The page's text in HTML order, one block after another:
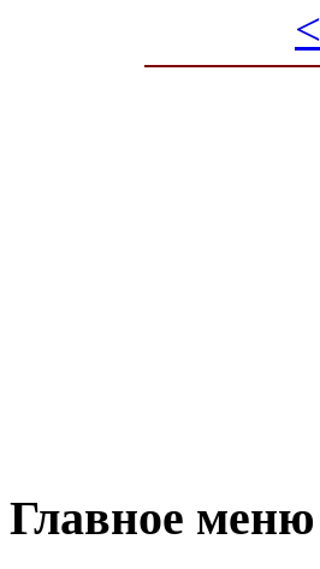
Главное меню